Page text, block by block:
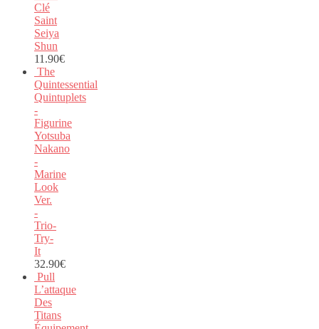
Clé
Saint
Seiya
Shun
11.90€
The
Quintessential
Quintuplets
-
Figurine
Yotsuba
Nakano
-
Marine
Look
Ver.
-
Trio-
Try-
It
32.90€
Pull
L’attaque
Des
Titans